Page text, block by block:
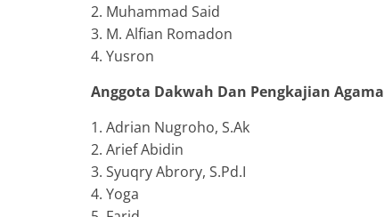
2. Muhammad Said
3. M. Alfian Romadon
4. Yusron
Anggota Dakwah Dan Pengkajian Agama
1. Adrian Nugroho, S.Ak
2. Arief Abidin
3. Syuqry Abrory, S.Pd.I
4. Yoga